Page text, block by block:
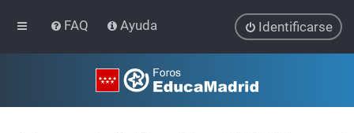
FAQ Ayuda Identificarse